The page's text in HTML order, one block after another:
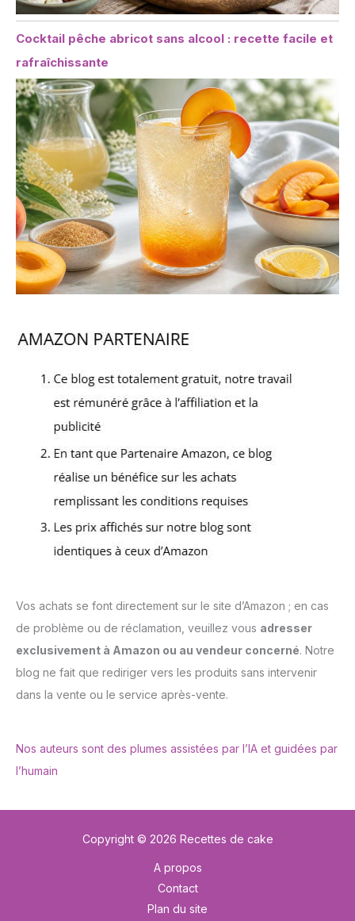
Cocktail pêche abricot sans alcool : recette facile et
rafraîchissante
Vos achats se font directement sur le site d’Amazon ; en cas
de problème ou de réclamation, veuillez vous adresser
exclusivement à Amazon ou au vendeur concerné. Notre
blog ne fait que rediriger vers les produits sans intervenir
dans la vente ou le service après-vente.
Nos auteurs sont des plumes assistées par l’IA et guidées par
l’humain
Copyright © 2026 Recettes de cake
A propos
Contact
Plan du site